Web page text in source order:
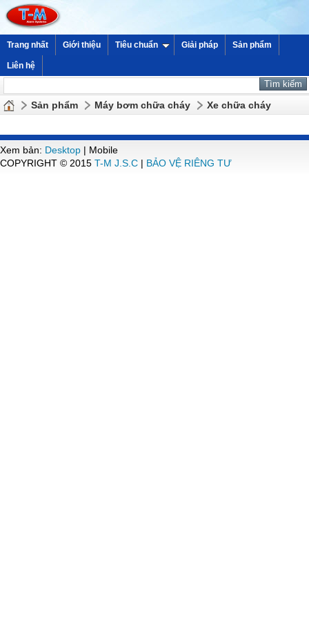
Trang nhất Giới thiệu Tiêu chuẩn Giải pháp Sản phẩm
Liên hệ
Sản phẩm Máy bơm chữa cháy Xe chữa cháy
Xem bản: Desktop | Mobile
COPYRIGHT © 2015 T-M J.S.C | BẢO VỆ RIÊNG TƯ